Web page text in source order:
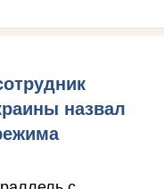
назвал